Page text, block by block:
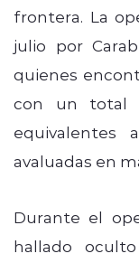
frontera. La
julio por
quienes
con un total
equivalentes
avaluadas en
Durante el
hallado